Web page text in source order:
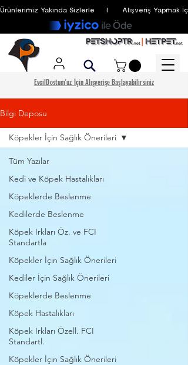
Ürünlerimiz Yakında Sizlerle     I      Alışveriş
EvcilDostum'uz İçin Alışverişe Başlayabilirsiniz
Bilgi Deposu
Tüm Yazılar
Kedi ve Köpek Hastalıkları
Köpeklerde Beslenme
Kedilerde Beslenme
Köpek Irkları Öz. ve FCI
Standartla
Köpekler İçin Sağlık Önerileri
Kediler İçin Sağlık Önerileri
Köpeklerde Beslenme
Köpek Hastalıkları
Köpek Irkları Özell. FCI
Standartl.
Köpekler İçin Sağlık Önerileri
Köpekler İçin Sağlık Önerileri